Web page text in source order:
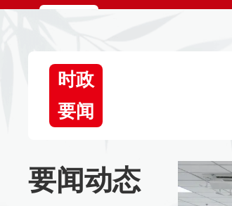
时政
要闻
要闻动态